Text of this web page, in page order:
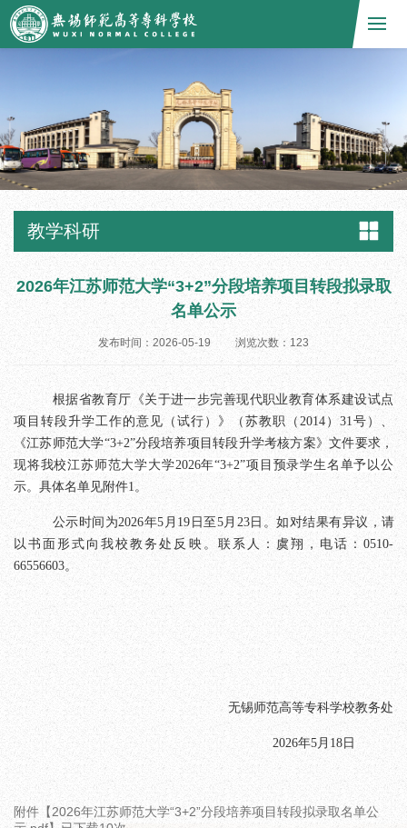
教学科研
2026年江苏师范大学“3+2”分段培养项目转段拟录取
名单公示
发布时间：2026-05-19 浏览次数： 123
根据省教育厅《关于进一步完善现代职业教育体系建设试点
项目转段升学工作的意见（试行）》（苏教职（ 2014 ）31 号）、
《江苏师范大学“3+2”分段培养项目转段升学考核方案》文件要求，
现将我校江苏师范大学大学2026年“3+2”项目预录学生名单予以公
示。 具体名单见附件1 。
公示时间为2026年5 月 19日至 5月 23日。如对结果有异议，请
以书面形式向我校教务处反映。联系人：虞翔，电话： 0510-
66556603。
无锡师范高等专科学校教务处
2026年5 月 18 日
附件【2026年江苏师范大学“3+2”分段培养项目转段拟录取名单公